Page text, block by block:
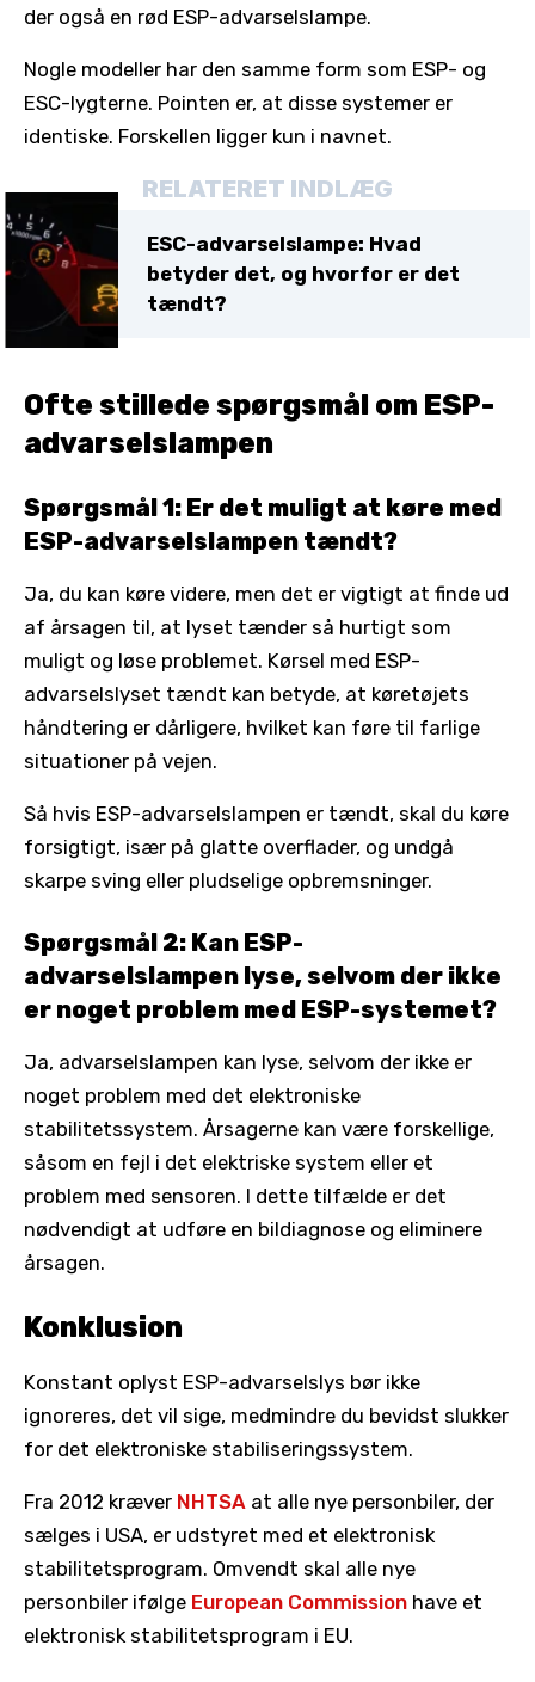
der også en rød ESP-advarselslampe.
Nogle modeller har den samme form som ESP- og
ESC-lygterne. Pointen er, at disse systemer er
identiske. Forskellen ligger kun i navnet.
RELATERET INDLÆG
ESC-advarselslampe: Hvad
betyder det, og hvorfor er det
tændt?
Ofte stillede spørgsmål om ESP-
advarselslampen
Spørgsmål 1: Er det muligt at køre med
ESP-advarselslampen tændt?
Ja, du kan køre videre, men det er vigtigt at finde ud
af årsagen til, at lyset tænder så hurtigt som
muligt og løse problemet. Kørsel med ESP-
advarselslyset tændt kan betyde, at køretøjets
håndtering er dårligere, hvilket kan føre til farlige
situationer på vejen.
Så hvis ESP-advarselslampen er tændt, skal du køre
forsigtigt, især på glatte overflader, og undgå
skarpe sving eller pludselige opbremsninger.
Spørgsmål 2: Kan ESP-
advarselslampen lyse, selvom der ikke
er noget problem med ESP-systemet?
Ja, advarselslampen kan lyse, selvom der ikke er
noget problem med det elektroniske
stabilitetssystem. Årsagerne kan være forskellige,
såsom en fejl i det elektriske system eller et
problem med sensoren. I dette tilfælde er det
nødvendigt at udføre en bildiagnose og eliminere
årsagen.
Konklusion
Konstant oplyst ESP-advarselslys bør ikke
ignoreres, det vil sige, medmindre du bevidst slukker
for det elektroniske stabiliseringssystem.
Fra 2012 kræver NHTSA at alle nye personbiler, der
sælges i USA, er udstyret med et elektronisk
stabilitetsprogram. Omvendt skal alle nye
personbiler ifølge European Commission have et
elektronisk stabilitetsprogram i EU.